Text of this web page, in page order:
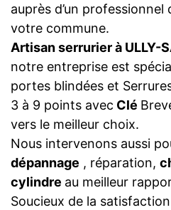
auprès d’un professionnel
votre commune.
Artisan serrurier à ULLY-
notre entreprise est
portes blindées et
3 à 9 points avec Clé
vers le meilleur choix.
Nous intervenons aussi
dépannage , réparation,
cylindre au meilleur
Soucieux de la